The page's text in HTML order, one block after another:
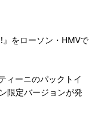
』をローソン・HMVで
ィーニのパックトイ
限定バージョンが発